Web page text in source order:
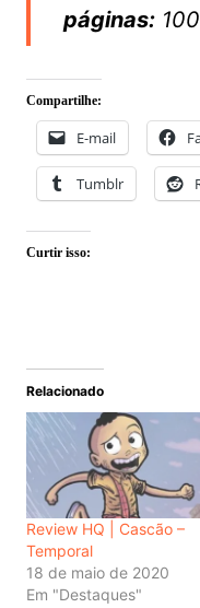
páginas:100
Compartilhe:
E-mail
Tumblr
Curtir isso:
Relacionado
Review HQ | Cascão –
Temporal
18 de maio de 2020
Em "Destaques"